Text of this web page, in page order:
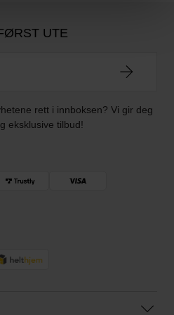
UTE
rett i innboksen? Vi gir deg
eksklusive tilbud!